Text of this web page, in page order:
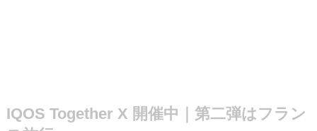
IQOS Together X 開催中｜第二弾はフラン